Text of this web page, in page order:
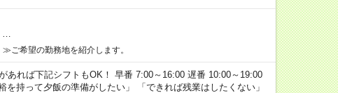
ご希望の勤務地を紹介します。
あれば下記シフトもOK！ 早番 7:00～16:00 遅番 10:00～19:00
を持って夕飯の準備がしたい」 「できれば残業はしたくない」